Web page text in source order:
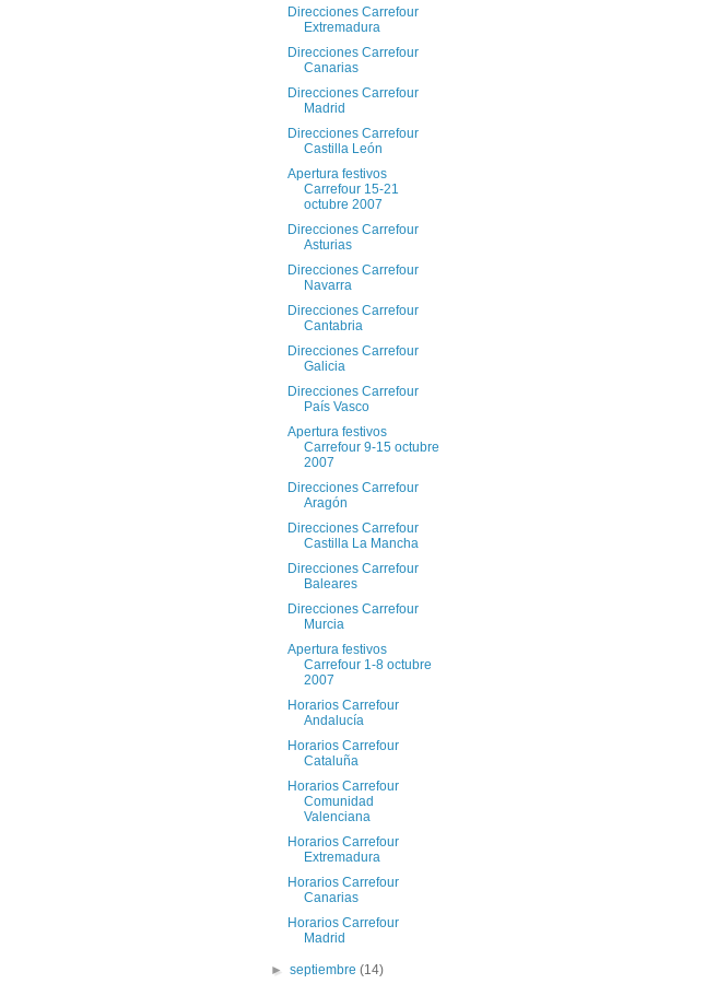
Direcciones Carrefour
Extremadura
Direcciones Carrefour
Canarias
Direcciones Carrefour
Madrid
Direcciones Carrefour
Castilla León
Apertura festivos
Carrefour 15-21
octubre 2007
Direcciones Carrefour
Asturias
Direcciones Carrefour
Navarra
Direcciones Carrefour
Cantabria
Direcciones Carrefour
Galicia
Direcciones Carrefour
País Vasco
Apertura festivos
Carrefour 9-15 octubre
2007
Direcciones Carrefour
Aragón
Direcciones Carrefour
Castilla La Mancha
Direcciones Carrefour
Baleares
Direcciones Carrefour
Murcia
Apertura festivos
Carrefour 1-8 octubre
2007
Horarios Carrefour
Andalucía
Horarios Carrefour
Cataluña
Horarios Carrefour
Comunidad
Valenciana
Horarios Carrefour
Extremadura
Horarios Carrefour
Canarias
Horarios Carrefour
Madrid
►septiembre(14)